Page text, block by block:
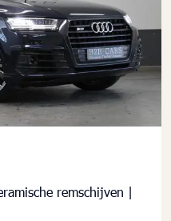
remschijven |